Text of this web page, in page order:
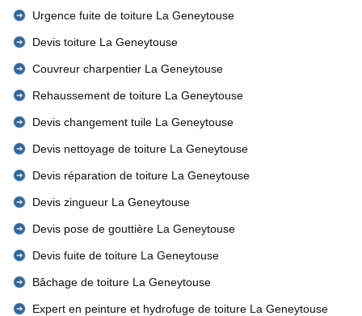
Urgence fuite de toiture La Geneytouse
Devis toiture La Geneytouse
Couvreur charpentier La Geneytouse
Rehaussement de toiture La Geneytouse
Devis changement tuile La Geneytouse
Devis nettoyage de toiture La Geneytouse
Devis réparation de toiture La Geneytouse
Devis zingueur La Geneytouse
Devis pose de gouttière La Geneytouse
Devis fuite de toiture La Geneytouse
Bâchage de toiture La Geneytouse
Expert en peinture et hydrofuge de toiture La Geneytouse